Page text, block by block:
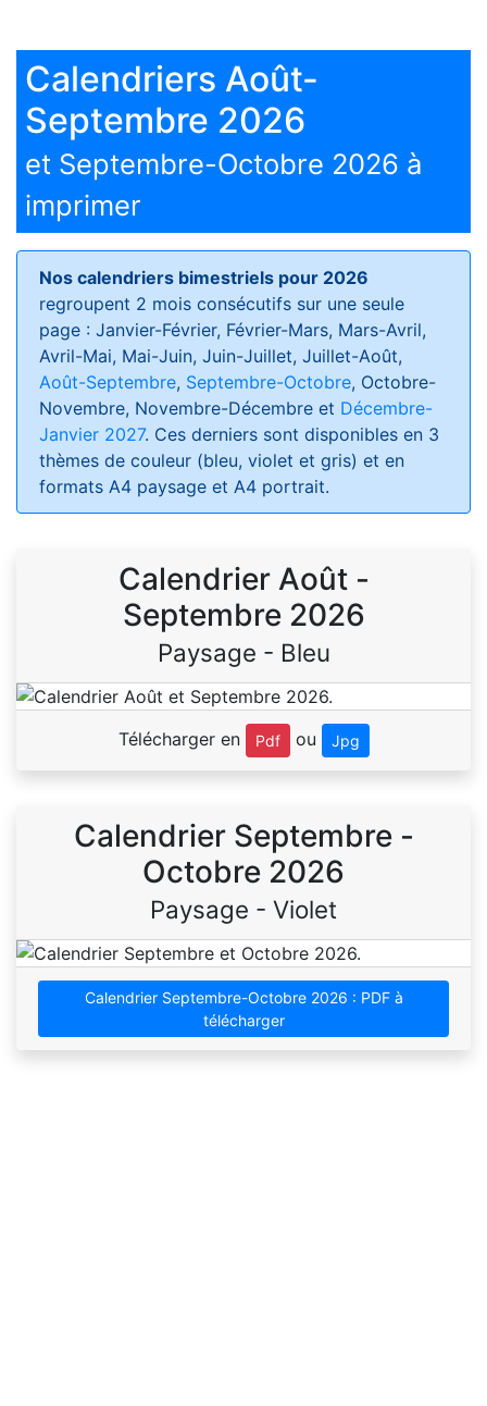
Calendriers Août-
Septembre 2026
et Septembre-Octobre 2026 à
imprimer
Nos calendriers bimestriels pour 2026
regroupent 2 mois consécutifs sur une seule
page : Janvier-Février, Février-Mars, Mars-Avril,
Avril-Mai, Mai-Juin, Juin-Juillet, Juillet-Août,
Août-Septembre, Septembre-Octobre, Octobre-
Novembre, Novembre-Décembre et Décembre-
Janvier 2027. Ces derniers sont disponibles en 3
thèmes de couleur (bleu, violet et gris) et en
formats A4 paysage et A4 portrait.
Calendrier Août -
Septembre 2026
Paysage - Bleu
Télécharger en Pdf ou Jpg
Calendrier Septembre -
Octobre 2026
Paysage - Violet
Calendrier Septembre-Octobre 2026 : PDF à
télécharger